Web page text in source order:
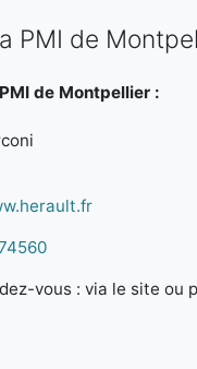
PMI de
de Montpellier :
vous : via le site ou